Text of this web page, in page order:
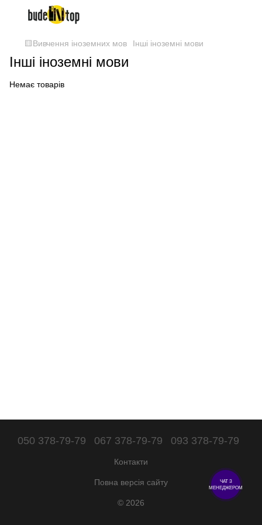
🟨Вивчення іноземних мов Інші іноземні мови
Інші іноземні мови
Немає товарів
050 378-79-79 067 378-79-79 093 378-79-79
Контакти
Повна версія сайту
© 2026
ЧАТ З
МЕНЕДЖЕРОМ